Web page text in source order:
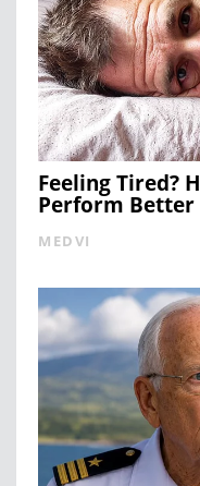
Feeling Tired?
Perform Better
MEDVI